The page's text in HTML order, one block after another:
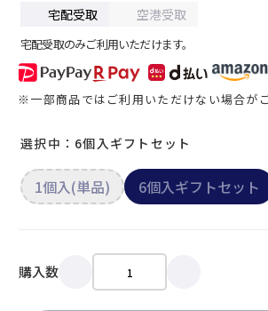
宅配受取 空港受取
宅配受取のみご利用いただけます。
※一部商品ではご利用いただけない場合がご
1個入(単品) 6個入ギフトセット
選択中：6個入ギフトセット
購入数